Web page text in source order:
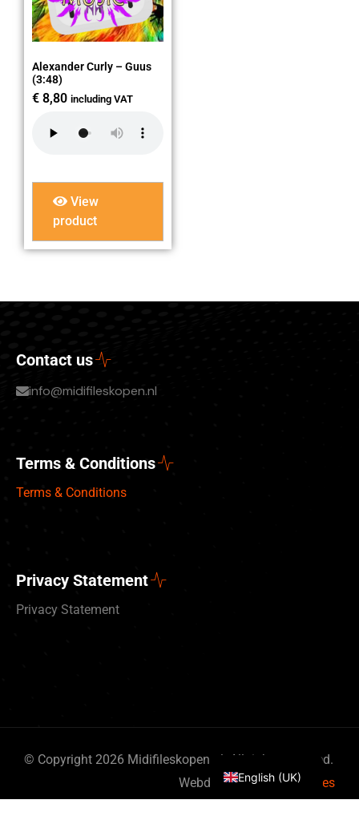
Alexander Curly – Guus
(3:48)
€ 8,80 including VAT
View
product
Contact us
info@midifileskopen.nl
Terms & Conditions
Terms & Conditions
Privacy Statement
Privacy Statement
© Copyright 2026 Midifileskopen.nl. All rights reserved.
WebdesignBy Bits & Pieces
English (UK)
Deutsch